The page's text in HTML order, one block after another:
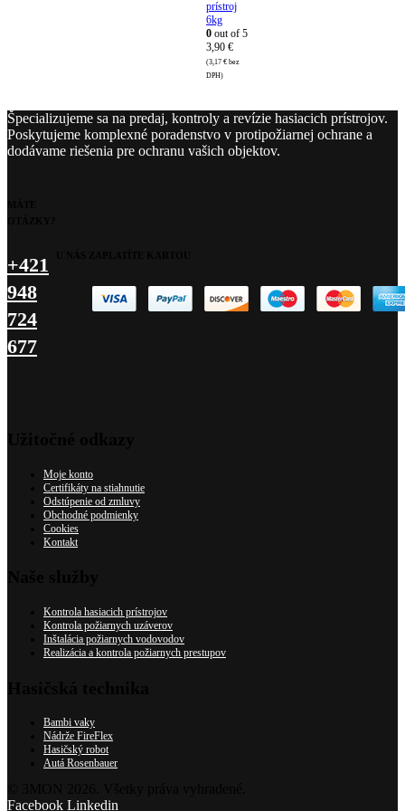
prístroj
6kg
0 out of 5
3,90 €
(3,17 € bez
DPH)
Špecializujeme sa na predaj, kontroly a revízie hasiacich prístrojov.
Poskytujeme komplexné poradenstvo v protipožiarnej ochrane a
dodávame riešenia pre ochranu vašich objektov.
+421
948
724
677
Moje konto
Certifikáty na stiahnutie
Odstúpenie od zmluvy
Obchodné podmienky
Cookies
Kontakt
Kontrola hasiacich prístrojov
Kontrola požiarnych uzáverov
Inštalácia požiarnych vodovodov
Realizácia a kontrola požiarnych prestupov
Bambi vaky
Nádrže FireFlex
Hasičský robot
Autá Rosenbauer
Facebook Linkedin